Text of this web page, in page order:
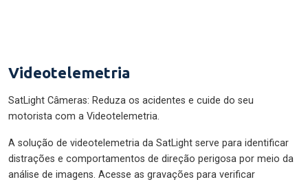
Videotelemetria
SatLight Câmeras: Reduza os acidentes e cuide do seu
motorista com a Videotelemetria.
A solução de videotelemetria da SatLight serve para identificar
distrações e comportamentos de direção perigosa por meio da
análise de imagens. Acesse as gravações para verificar